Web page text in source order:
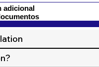
adicional